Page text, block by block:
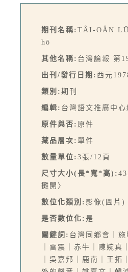
期刊名稱: TÂI-OÂN
hō
其他名稱: 台灣論報 第
出刊/發行日期: 西元
類別: 期刊
編輯: 台灣語文推廣中心
原件與否: 原件
藏品層次: 單件
數量單位: 3張/12頁
尺寸大小(長*寬*高):
攤開〉
數位化類別: 影像(圖片)
是否數位化: 是
關鍵詞: 台灣同鄉會｜
｜雷震｜赤牛｜陳婉真
｜吳嘉邦｜鹿南｜王拓